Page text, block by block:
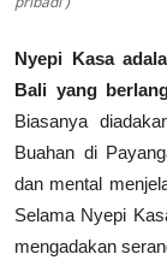
Nyepi Kasa
Bali yang
Biasanya
Buahan di
dan mental
Selama Nyepi
mengadakan